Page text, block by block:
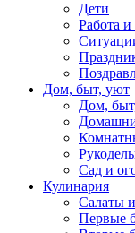
Дети
Работа и
Дом, быт, уют
Дом,
Сад и
Кулинария
Салаты
Первые